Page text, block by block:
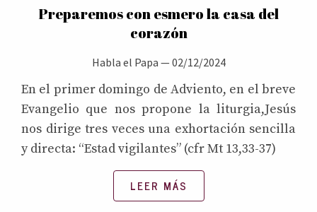
Preparemos con esmero la casa del
corazón
Habla el Papa —02/12/2024
En el primer domingo de Adviento, en el breve
Evangelio que nos propone la liturgia,Jesús
nos dirige tres veces una exhortación sencilla
y directa: “Estad vigilantes” (cfr Mt 13,33-37)
LEER MÁS